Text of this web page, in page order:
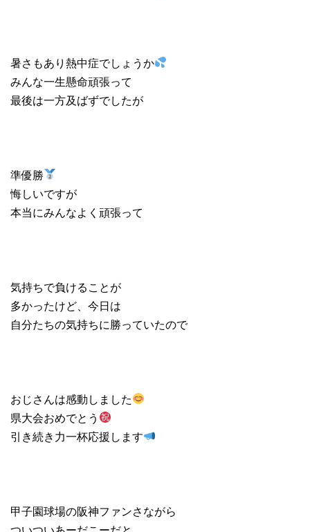
暑さもあり熱中症でしょうか
みんな一生懸命頑張って
最後は一方及ばずでしたが
準優勝
悔しいですが
本当にみんなよく頑張って
気持ちで負けることが
多かったけど、今日は
自分たちの気持ちに勝っていたので
おじさんは感動しました
県大会おめでとう
引き続き力一杯応援します
甲子園球場の阪神ファンさながら